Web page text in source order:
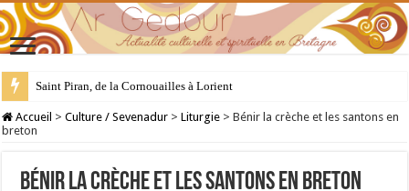
28 juillet : Saint Samson de Dol, père de la Bretagne chrétienne
Accueil > Culture / Sevenadur > Liturgie > Bénir la crèche et les santons en
breton
Bénir la crèche et les santons en breton